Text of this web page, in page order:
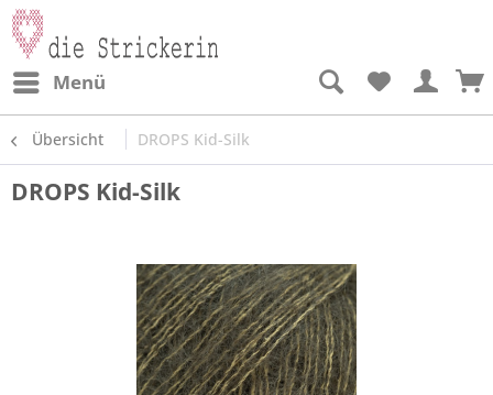
Menü
Übersicht DROPS Kid-Silk
DROPS Kid-Silk